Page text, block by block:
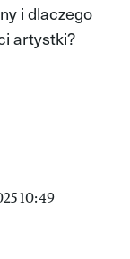
i dlaczego
artystki?
10:49